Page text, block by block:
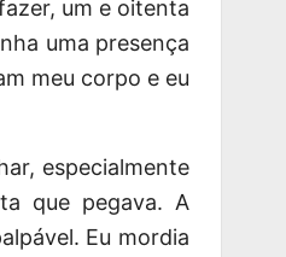
um e oitenta
uma presença
meu corpo e eu
especialmente
que pegava. A
Eu mordia